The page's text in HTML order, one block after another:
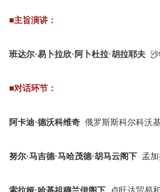
■主旨演讲：
班达尔·易卜拉欣·阿卜杜拉·胡拉耶夫
■对话环节：
阿卡迪·德沃科维奇 俄罗斯斯科尔科沃
努尔·马吉德·马哈茂德·胡马云阁下 孟